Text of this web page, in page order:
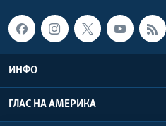
ИНФО
ГЛАС НА АМЕРИКА